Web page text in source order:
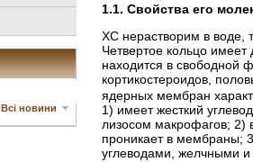
Всі новини
1.1. Свойства его
ХС нерастворим в воде,
Четвертое кольцо
находится в свободной
кортикостероидов,
ядерных мембран
1) имеет жесткий
лизосом макрофагов; 2)
проникает в мембраны;
углеводами, желчными